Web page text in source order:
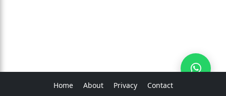
Home About Privacy Contact